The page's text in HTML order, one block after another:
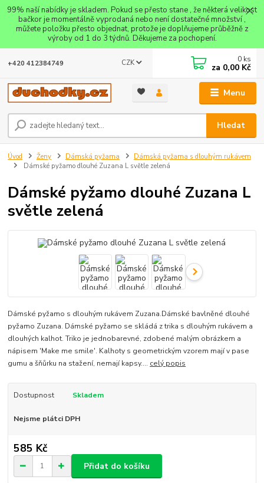
99% naší nabídky je skladem. Pokud se přesto stane , že některá velikost
bačkor je momentálně vyprodaná nebo není dostatečné množství ,
můžete položku přesto objednat, protože je doplňujeme průběžně z
výroby od 1 do 3 týdnů. Děkujeme za pochopení.
Menu
CZK
Hledat
+420 412384749 0 ks
za 0,00 Kč
Úvod Ženy Dámská pyžama
Dámská pyžama s dlouhým rukávem
Dámské pyžamo dlouhé Zuzana L světle zelená
Dámské pyžamo dlouhé Zuzana L
světle zelená
Dámské pyžamo s dlouhým rukávem Zuzana.Dámské bavlněné dlouhé
pyžamo Zuzana. Dámské pyžamo se skládá z trika s dlouhým rukávem a
dlouhých kalhot. Triko je jednobarevné, zdobené malým obrázkem a
nápisem 'Make me smile'. Kalhoty s geometrickým vzorem mají v pase
gumu a šňůrku na stažení, nemají kapsy.... celý popis
Dostupnost Skladem
Nejsme plátci DPH
585 Kč
Přidat do košíku